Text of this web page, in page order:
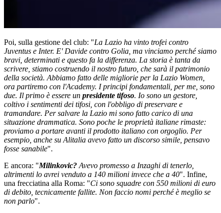
Poi, sulla gestione del club: "La Lazio ha vinto trofei contro
Juventus e Inter. E' Davide contro Golia, ma vinciamo perché siamo
bravi, determinati e questo fa la differenza. La storia è tanta da
scrivere, stiamo costruendo il nostro futuro, che sarà il patrimonio
della società. Abbiamo fatto delle migliorie per la Lazio Women,
ora partiremo con l'Academy. I principi fondamentali, per me, sono
due. Il primo è essere un presidente tifoso. Io sono un gestore,
coltivo i sentimenti dei tifosi, con l'obbligo di preservare e
tramandare. Per salvare la Lazio mi sono fatto carico di una
situazione drammatica. Sono poche le proprietà italiane rimaste:
proviamo a portare avanti il prodotto italiano con orgoglio. Per
esempio, anche su Alitalia avevo fatto un discorso simile, pensavo
fosse sanabile".
E ancora: "Milinkovic? Avevo promesso a Inzaghi di tenerlo,
altrimenti lo avrei venduto a 140 milioni invece che a 40". Infine,
una frecciatina alla Roma: "Ci sono squadre con 550 milioni di euro
di debito, tecnicamente fallite. Non faccio nomi perché è meglio se
non parlo".